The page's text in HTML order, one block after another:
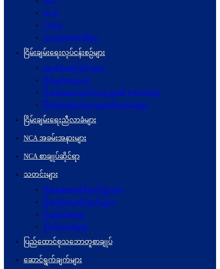
JICM
UPDJC
လုပ်ငန်းကော်မတီများ
ငြိမ်းချမ်းရေးလုပ်ငန်းစဉ်များ
နောက်ခံအကြောင်းအရာ
ငြိမ်းချမ်းရေးမူဝါဒ
ငြိမ်းချမ်းရေးတွင်ပါဝင်သူများ၏ စကားသံများ
ငြိမ်းချမ်းရေးအစုအဖွဲ့များ၏စကားသံများ
ငြိမ်းချမ်းရေးညီလာခံများ
NCA အခမ်းအနားများ
NCA စာချုပ်ဆိုင်ရာ
သတင်းများ
ငြိမ်းချမ်းရေးဆိုင်ရာ(ပြည်တွင်း)
ငြိမ်းချမ်းရေးဆိုင်ရာ(ပြည်ပ)
ပြည်တွင်းရေးရာ
နိုင်ငံတကာရေးရာ
ပြည်ထောင်စုသဘောတူစာချုပ်
ဆောင်ရွက်ချက်များ